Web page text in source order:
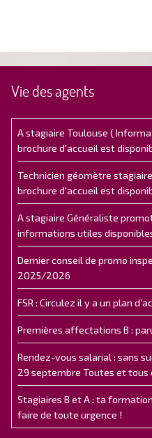
Vie des agents
A stagiaire Toulouse (
brochure d'accueil est
Technicien géomètre
brochure d'accueil est
A stagiaire Généraliste
informations utiles
Dernier conseil de promo
2025/2026
FSR : Circulez il y a un plan
Premières affectations B :
Rendez-vous salarial : sans
29 septembre Toutes et
Stagiaires B et A : ta
faire de toute urgence !